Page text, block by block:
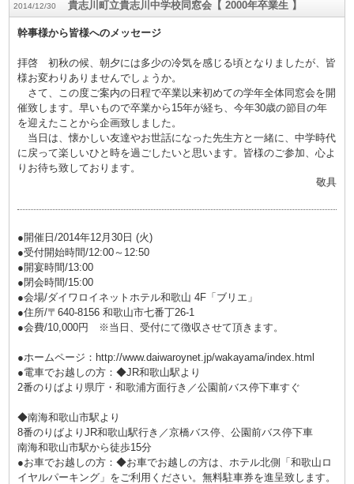
2014/12/30 貴志川町立貴志川中学校同窓会【 2000年卒業生 】
幹事様から皆様へのメッセージ
拝啓 初秋の候、朝夕には多少の冷気を感じる頃となりましたが、皆
様お変わりありませんでしょうか。
さて、この度ご案内の日程で卒業以来初めての学年全体同窓会を開
催致します。早いもので卒業から15年が経ち、今年30歳の節目の年
を迎えたことから企画致しました。
当日は、懐かしい友達やお世話になった先生方と一緒に、中学時代
に戻って楽しいひと時を過ごしたいと思います。皆様のご参加、心よ
りお待ち致しております。
敬具
●開催日/2014年12月30日 (火)
●受付開始時間/12:00～12:50
●開宴時間/13:00
●閉会時間/15:00
●会場/ダイワロイネットホテル和歌山 4F「ブリエ」
●住所/〒640-8156 和歌山市七番丁26-1
●会費/10,000円 ※当日、受付にて徴収させて頂きます。
●ホームページ： http://www.daiwaroynet.jp/wakayama/index.html
●電車でお越しの方：◆JR和歌山駅より
2番のりばより県庁・和歌浦方面行き／公園前バス停下車すぐ
◆南海和歌山市駅より
8番のりばよりJR和歌山駅行き／京橋バス停、公園前バス停下車
南海和歌山市駅から徒歩15分
●お車でお越しの方：◆お車でお越しの方は、ホテル北側「和歌山ロ
イヤルパーキング」をご利用ください。無料駐車券を進呈致します。